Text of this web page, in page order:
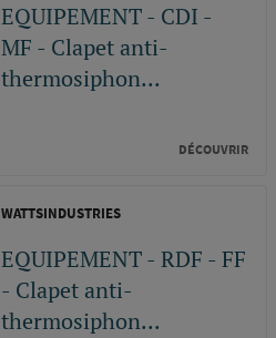
EQUIPEMENT - CDI -
MF - Clapet anti-
thermosiphon...
DÉCOUVRIR
WATTSINDUSTRIES
EQUIPEMENT - RDF - FF
- Clapet anti-
thermosiphon...